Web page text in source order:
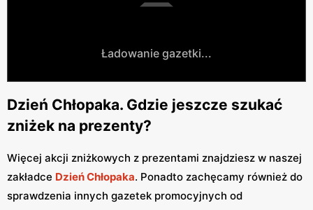
Ładowanie gazetki...
Dzień Chłopaka. Gdzie jeszcze szukać
zniżek na prezenty?
Więcej akcji zniżkowych z prezentami znajdziesz w naszej
zakładce Dzień Chłopaka. Ponadto zachęcamy również do
sprawdzenia innych gazetek promocyjnych od